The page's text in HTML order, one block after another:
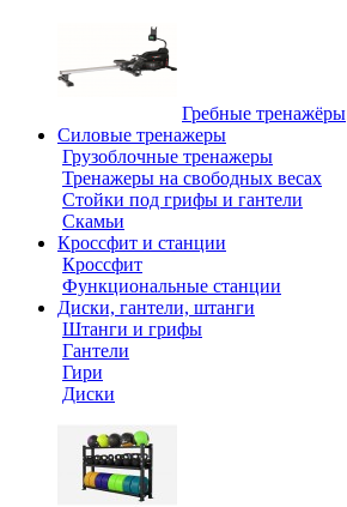
Гребные тренажёры
Силовые тренажеры
Грузоблочные тренажеры
Тренажеры на свободных весах
Стойки под грифы и гантели
Скамьи
Кроссфит и станции
Кроссфит
Функциональные станции
Диски, гантели, штанги
Штанги и грифы
Гантели
Гири
Диски